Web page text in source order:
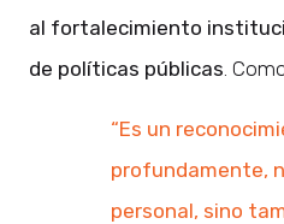
al fortalecimiento
de políticas públicas .
“Es un
profundamente,
personal, sino